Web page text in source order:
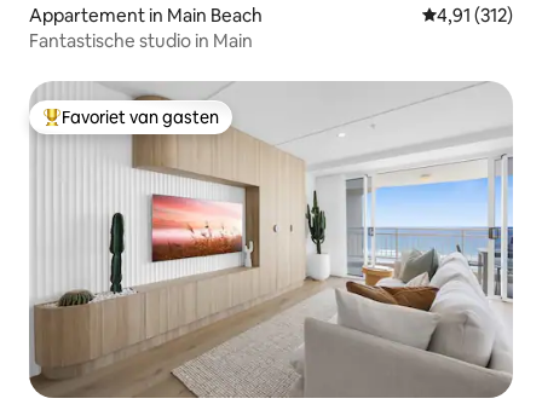
Appartement in Main Beach Gemiddelde
4,91 (312)
Fantastische studio in Main
Topfavoriet van gasten
Favoriet van gasten